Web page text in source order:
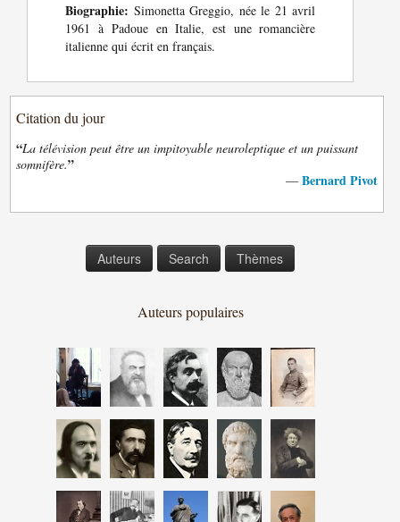
Biographie: Simonetta Greggio, née le 21 avril
1961 à Padoue en Italie, est une romancière
italienne qui écrit en français.
Citation du jour
“La télévision peut être un impitoyable neuroleptique et un puissant
somnifère.”
— Bernard Pivot
Auteurs Search Thèmes
Auteurs populaires